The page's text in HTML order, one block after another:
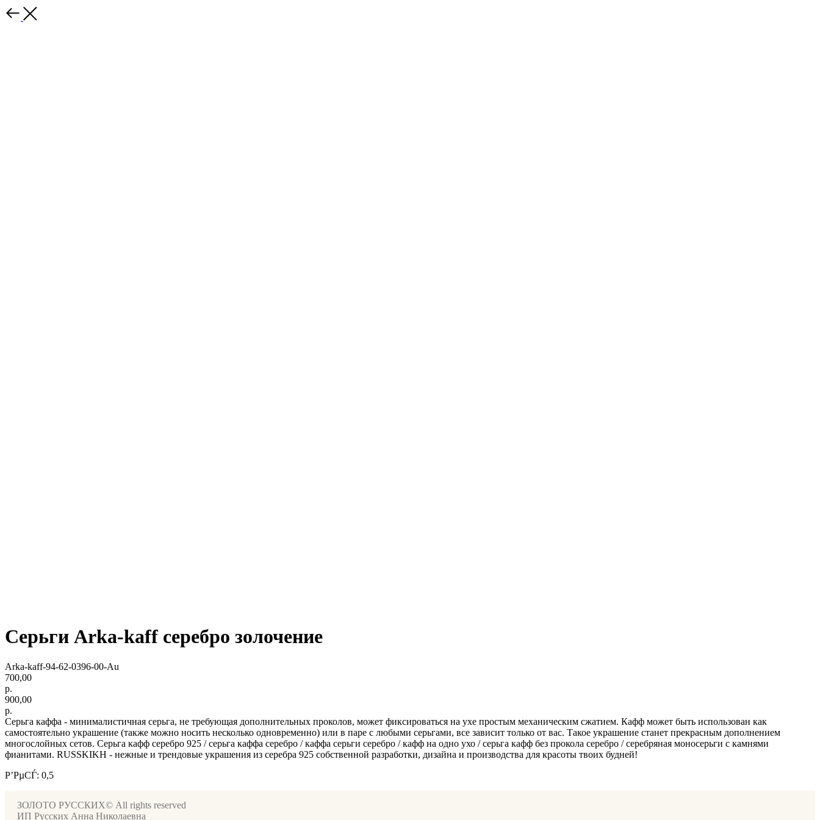
Серьги Arka-kaff серебро золочение
Arka-kaff-94-62-0396-00-Au
700,00
р.
900,00
р.
Серьга каффа - минималистичная серьга, не требующая дополнительных проколов, может фиксироваться на ухе простым механическим сжатием. Кафф может быть использован как
самостоятельно украшение (также можно носить несколько одновременно) или в паре с любыми серьгами, все зависит только от вас. Такое украшение станет прекрасным дополнением
многослойных сетов. Серьга кафф серебро 925 / серьга каффа серебро / каффа серьги серебро / кафф на одно ухо / серьга кафф без прокола серебро / серебряная моносерьги с камнями
фианитами. RUSSKIKH - нежные и трендовые украшения из серебра 925 собственной разработки, дизайна и производства для красоты твоих будней!
Р’РµСЃ: 0,5
ЗОЛОТО РУССКИХ© All rights reserved
ИП Русских Анна Николаевна